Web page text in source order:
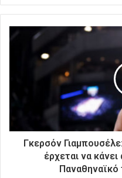
ε
τ
Γκερσόν
έρχεται να